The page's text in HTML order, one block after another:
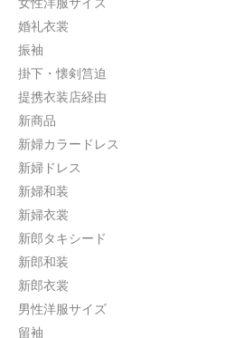
婚礼衣裳
振袖
掛下・懐剣筥迫
提携衣装店経由
新商品
新婦カラードレス
新婦ドレス
新婦和装
新婦衣裳
新郎タキシード
新郎和装
新郎衣裳
男性洋服サイズ
留袖